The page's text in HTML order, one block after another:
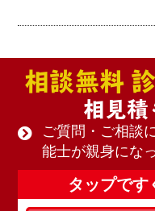
相談無料
相見積
ご質問・ご相談
能士が親身にな
タップです